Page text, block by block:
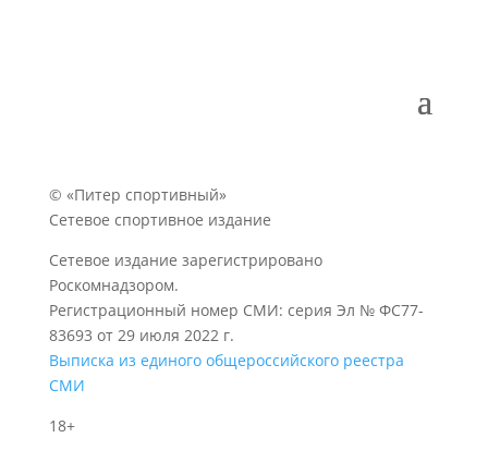
© «Питер спортивный»
Сетевое спортивное издание
Сетевое издание зарегистрировано
Роскомнадзором.
Регистрационный номер СМИ: серия Эл № ФС77-
83693 от 29 июля 2022 г.
Выписка из единого общероссийского реестра
СМИ
18+